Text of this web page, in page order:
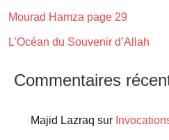
Mourad Hamza page 29
L’Océan du Souvenir d’Allah
Commentaires
Majid Lazraq sur